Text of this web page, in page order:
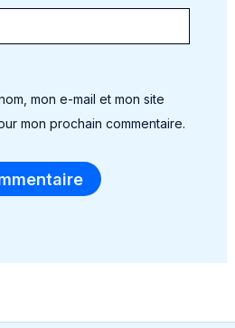
mon e-mail et mon site
mon prochain commentaire.